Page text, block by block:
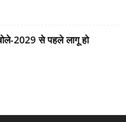
2029 से पहले लागू हो